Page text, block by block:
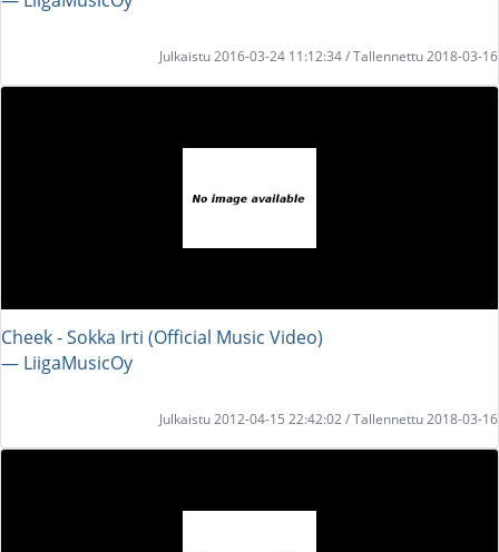
Julkaistu 2016-03-24 11:12:34 / Tallennettu 2018-03-16
Cheek - Sokka Irti (Official Music Video)
― LiigaMusicOy
Julkaistu 2012-04-15 22:42:02 / Tallennettu 2018-03-16